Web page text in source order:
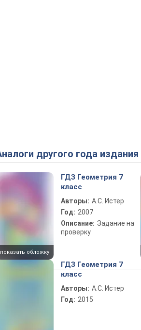
Аналоги другого года издания
показать обложку
ГДЗ Геометрия 7
класс
Авторы: А.С. Истер
Год: 2007
Описание: Задание на
проверку
ГДЗ Геометрия 7
класс
Авторы: А.С. Истер
Год: 2015